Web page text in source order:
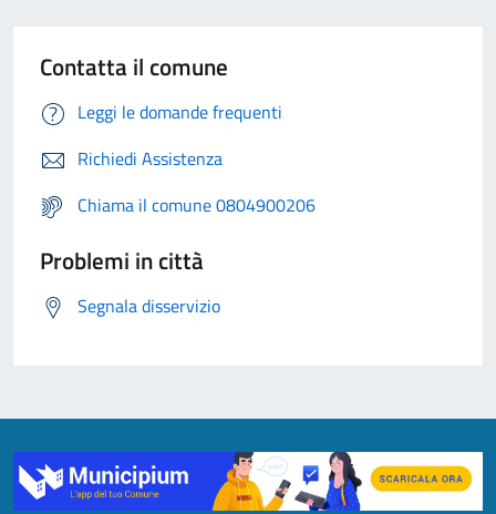
Contatta il comune
Leggi le domande frequenti
Richiedi Assistenza
Chiama il comune 0804900206
Problemi in città
Segnala disservizio